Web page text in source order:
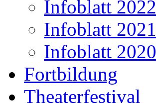
Infoblatt 2022
Infoblatt 2021
Infoblatt 2020
Fortbildung
Theaterfestival